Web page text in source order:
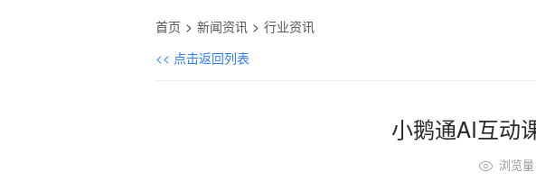
首页 新闻资讯
行业资讯
<< 点击返回列表
小鹅通AI互动
浏览